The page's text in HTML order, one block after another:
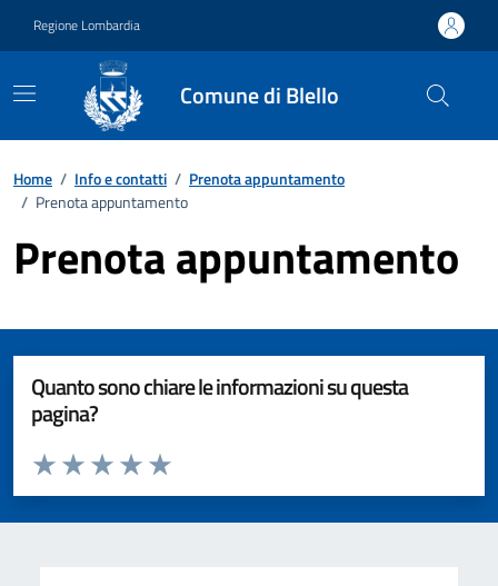
Regione Lombardia
Comune di Blello
Home / Info e contatti / Prenota appuntamento
/ Prenota appuntamento
Prenota appuntamento
Quanto sono chiare le informazioni su questa
pagina?
Valuta da 1 a 5 stelle la pagina
Valuta 5 stelle su 5
Valuta 4 stelle su 5
Valuta 3 stelle su 5
Valuta 2 stelle su 5
Valuta 1 stelle su 5